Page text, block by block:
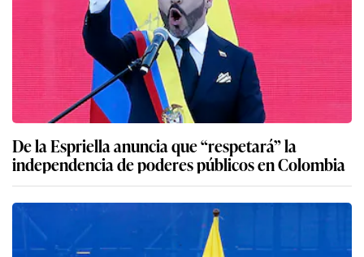
De la Espriella anuncia que “respetará” la
independencia de poderes públicos en Colombia